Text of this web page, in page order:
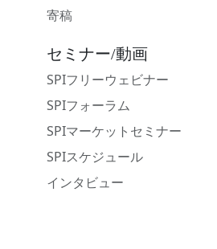
寄稿
セミナー/動画
SPIフリーウェビナー
SPIフォーラム
SPIマーケットセミナー
SPIスケジュール
インタビュー